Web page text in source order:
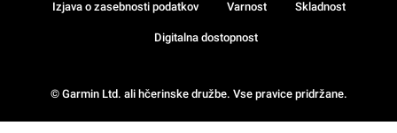
© Garmin Ltd. ali hčerinske družbe. Vse pravice pridržane.
Izjava o zasebnosti podatkov Varnost Skladnost
Digitalna dostopnost